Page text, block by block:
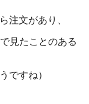
注文があり、
見たことのある
ですね）